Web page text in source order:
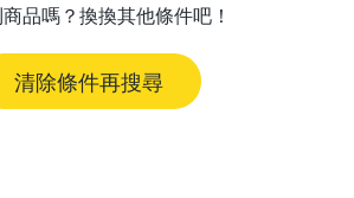
品嗎？換換其他條件吧！
清除條件再搜尋